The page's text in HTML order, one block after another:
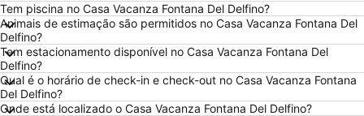
Porta Romana
Porta Garibaldi
Porta Venezia
Galeria Vittorio Emanuele II
Porto Como
FieraMilano
Lampugnano
Museo del Duomo di Milano
Funicolare di Città Alta
Teatro Sociale Como
Tem piscina no Casa Vacanza Fontana Del Delfino?
Animais de estimação são permitidos no Casa Vacanza Fontana Del
Delfino?
Tem estacionamento disponível no Casa Vacanza Fontana Del
Delfino?
Qual é o horário de check-in e check-out no Casa Vacanza Fontana
Del Delfino?
Onde está localizado o Casa Vacanza Fontana Del Delfino?